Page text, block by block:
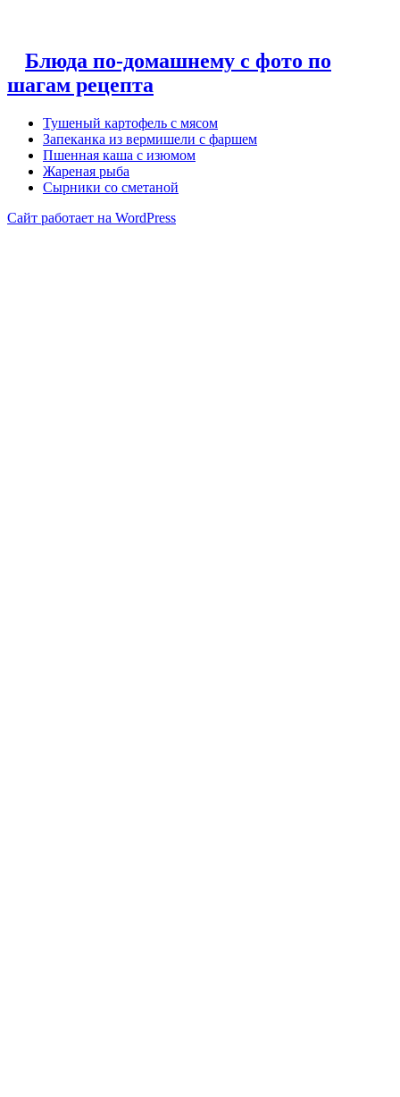
Блюда по-домашнему с фото по
шагам рецепта
Тушеный картофель с мясом
Запеканка из вермишели с фаршем
Пшенная каша с изюмом
Жареная рыба
Сырники со сметаной
Сайт работает на WordPress